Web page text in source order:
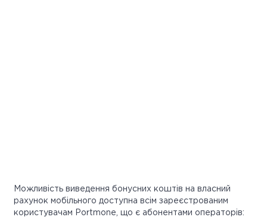
Можливість виведення бонусних коштів на власний
рахунок мобільного доступна всім зареєстрованим
користувачам Portmone, що є абонентами операторів: